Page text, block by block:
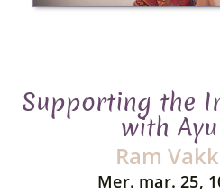
Supporting the
with
Ram
Mer. mar. 25,